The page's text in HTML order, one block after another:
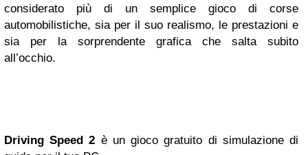
considerato più di un semplice gioco di corse
automobilistiche, sia per il suo realismo, le prestazioni e
sia per la sorprendente grafica che salta subito
all’occhio.
Driving Speed 2 è un gioco gratuito di simulazione di